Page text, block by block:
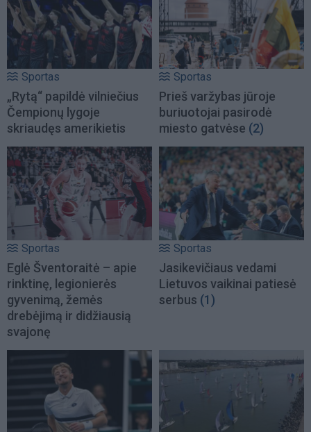
Sportas
„Rytą“ papildė vilniečius
Čempionų lygoje
skriaudęs amerikietis
Sportas
Prieš varžybas jūroje
buriuotojai pasirodė
miesto gatvėse (2)
Sportas
Eglė Šventoraitė – apie
rinktinę, legionierės
gyvenimą, žemės
drebėjimą ir didžiausią
svajonę
Sportas
Jasikevičiaus vedami
Lietuvos vaikinai patiesė
serbus (1)